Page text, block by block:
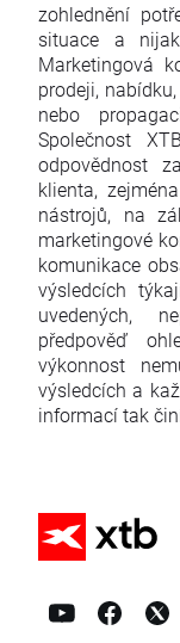
zohlednění
situace a
Marketingová
prodeji,
nebo
Společnost
odpovědnost
klienta,
nástrojů, na
marketingové
komunikace
výsledcích
uvedených,
předpověď
výkonnost
výsledcích a
informací tak